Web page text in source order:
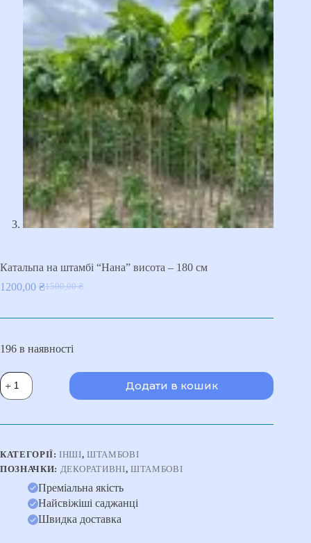
Катальпа на штамбі “Нана” висота – 180 см
1500,00₴
Оригінальна
1500,00 ₴.
1200,00 ₴Поточна
1200,00 ₴.
196 в наявності
Катальпа
на
штамбі
висота
см
кількість
Додати в кошик
КАТЕГОРІЇ:ІНШІ,ШТАМБОВІ
ПОЗНАЧКИ: ДЕКОРАТИВНІ, ШТАМБОВІ
Преміальна якість
Найсвіжіші саджанці
Швидка доставка